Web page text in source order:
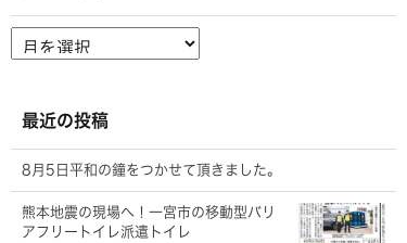
ー
ブ
最近の投稿
8月5日平和の鐘をつかせて頂きました。
熊本地震の現場へ！一宮市の移動型バリ
アフリートイレ派遣トイレ